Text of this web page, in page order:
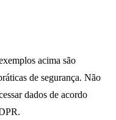
acima são
de segurança. Não
dados de acordo